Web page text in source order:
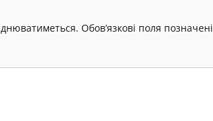
Обов’язкові поля позначені